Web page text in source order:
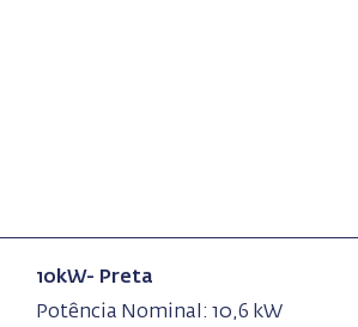
10kW- Preta
Potência Nominal: 10,6 kW